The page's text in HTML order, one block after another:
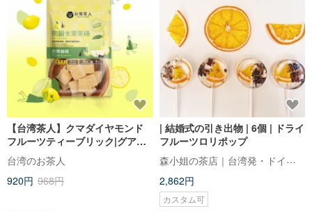
【台湾茶人】クマダイヤモンド
フルーツティーブリック|グアバ
レモン20GX7
台湾のお茶人
920円 968円
| 結婚式の引き出物 | 6個 | ドライ
フルーツロリポップ
森小姐の茶店｜台湾発・ドイツ製法ハーブティー
2,862円
カスタム可